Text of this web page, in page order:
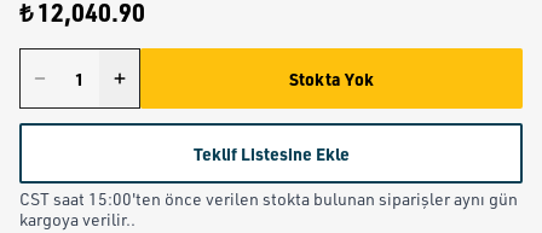
₺ 12,040.90
Stokta Yok
Teklif Listesine Ekle
CST saat 15:00'ten önce verilen stokta bulunan siparişler aynı gün
kargoya verilir..